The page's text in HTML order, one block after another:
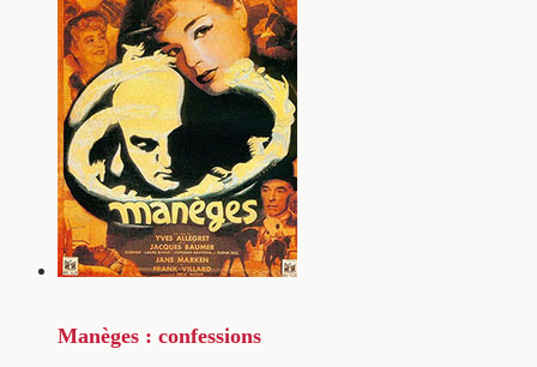
Manèges : confessions